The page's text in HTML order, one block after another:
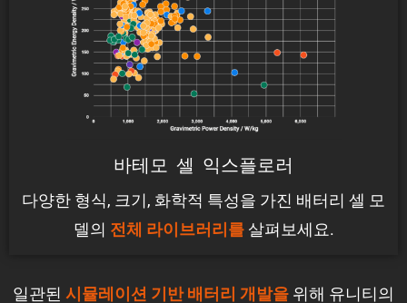
바테모 셀 익스플로러
다양한 형식, 크기, 화학적 특성을 가진 배터리 셀 모
델의 전체 라이브러리를살펴보세요.
일관된 시뮬레이션 기반 배터리 개발을 위해 유니티의